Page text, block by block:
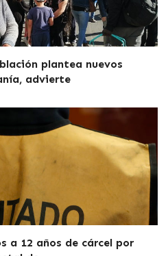
plantea nuevos
advierte
a 12 años de cárcel por